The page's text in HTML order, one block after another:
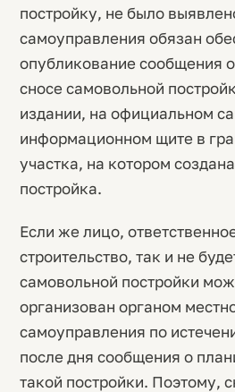
постройку, не было
самоуправления обязан
опубликование сообщения
сносе самовольной
издании, на официальном
информационном щите в
участка, на котором
постройка.
Если же лицо,
строительство, так и не
самовольной постройки
организован органом
самоуправления по
после дня сообщения о
такой постройки. Поэтому,